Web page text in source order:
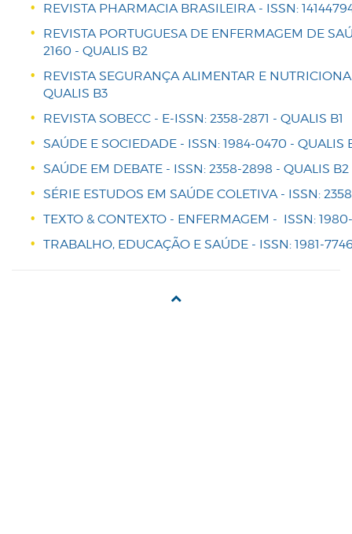
REVISTA PHARMACIA BRASILEIRA - ISSN:
REVISTA PORTUGUESA DE ENFERMAGEM DE
2160 - QUALIS B2
REVISTA SEGURANÇA ALIMENTAR E
QUALIS B3
REVISTA SOBECC - E-ISSN: 2358-2871 - QUALIS B1
SAÚDE E SOCIEDADE - ISSN: 1984-0470 - QUALIS
SAÚDE EM DEBATE - ISSN: 2358-2898 - QUALIS B2
SÉRIE ESTUDOS EM SAÚDE COLETIVA - ISSN:
TEXTO & CONTEXTO - ENFERMAGEM - ISSN:
TRABALHO, EDUCAÇÃO E SAÚDE - ISSN: 1981-